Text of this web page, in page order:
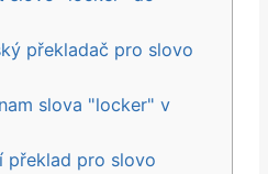
překladač pro slovo
slova "locker" v
překlad pro slovo